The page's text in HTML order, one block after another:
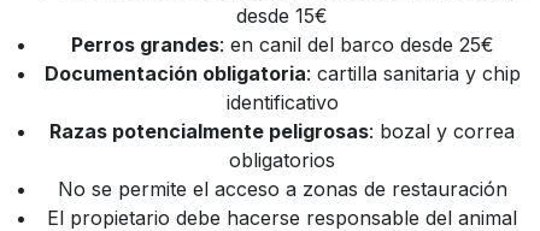
desde 15€
Perros grandes: en canil del barco desde 25€
Documentación obligatoria: cartilla sanitaria y chip
identificativo
Razas potencialmente peligrosas: bozal y correa
obligatorios
No se permite el acceso a zonas de restauración
El propietario debe hacerse responsable del animal